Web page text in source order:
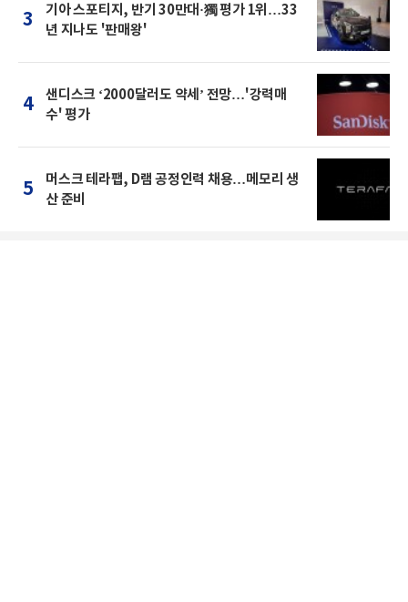
3
기아 스포티지, 반기 30만대·獨 평가 1위…33
년 지나도 '판매왕'
4
샌디스크 ‘2000달러도 약세’ 전망…'강력매
수' 평가
5
머스크 테라팹, D램 공정인력 채용…메모리 생
산 준비